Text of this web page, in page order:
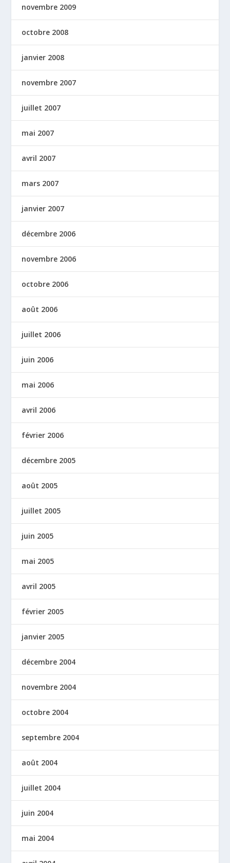
novembre 2009
octobre 2008
janvier 2008
novembre 2007
juillet 2007
mai 2007
avril 2007
mars 2007
janvier 2007
décembre 2006
novembre 2006
octobre 2006
août 2006
juillet 2006
juin 2006
mai 2006
avril 2006
février 2006
décembre 2005
août 2005
juillet 2005
juin 2005
mai 2005
avril 2005
février 2005
janvier 2005
décembre 2004
novembre 2004
octobre 2004
septembre 2004
août 2004
juillet 2004
juin 2004
mai 2004